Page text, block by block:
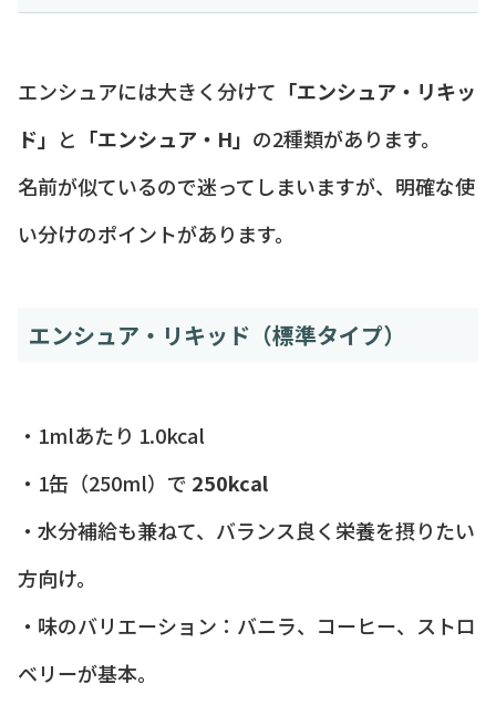
エンシュアには大きく分けて 「エンシュア・リキッ
ド」 と 「エンシュア・H」 の2種類があります。
名前が似ているので迷ってしまいますが、明確な使
い分けのポイントがあります。
エンシュア・リキッド（標準タイプ）
・1mlあたり 1.0kcal
・1缶（250ml）で 250kcal
・水分補給も兼ねて、バランス良く栄養を摂りたい
方向け。
・味のバリエーション：バニラ、コーヒー、ストロ
ベリーが基本。